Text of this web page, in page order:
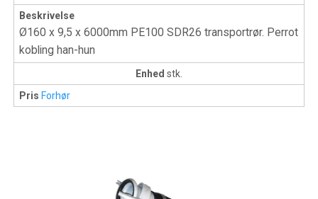
Beskrivelse
Ø160 x 9,5 x 6000mm PE100 SDR26 transportrør. Perrot
kobling han-hun
Enhed stk.
Pris Forhør